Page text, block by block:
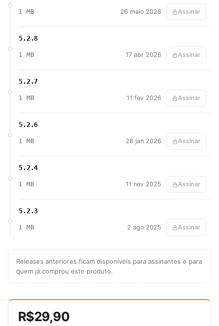
1 MB 26 maio 2026 Assinar
5.2.8
1 MB 17 abr 2026 Assinar
5.2.7
1 MB 11 fev 2026 Assinar
5.2.6
1 MB 28 jan 2026 Assinar
5.2.4
1 MB 11 nov 2025 Assinar
5.2.3
1 MB 2 ago 2025 Assinar
Releases anteriores ficam disponíveis para assinantes e para
quem já comprou este produto.
R$29,90